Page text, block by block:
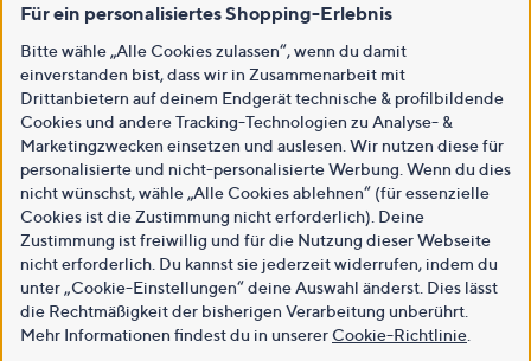
Für ein personalisiertes Shopping-Erlebnis
Bitte wähle „Alle Cookies zulassen“, wenn du damit
einverstanden bist, dass wir in Zusammenarbeit mit
Drittanbietern auf deinem Endgerät technische & profilbildende
Cookies und andere Tracking-Technologien zu Analyse- &
Marketingzwecken einsetzen und auslesen. Wir nutzen diese für
personalisierte und nicht-personalisierte Werbung. Wenn du dies
nicht wünschst, wähle „Alle Cookies ablehnen“ (für essenzielle
Cookies ist die Zustimmung nicht erforderlich). Deine
Zustimmung ist freiwillig und für die Nutzung dieser Webseite
nicht erforderlich. Du kannst sie jederzeit widerrufen, indem du
unter „Cookie-Einstellungen“ deine Auswahl änderst. Dies lässt
die Rechtmäßigkeit der bisherigen Verarbeitung unberührt.
Mehr Informationen findest du in unsererCookie-Richtlinie